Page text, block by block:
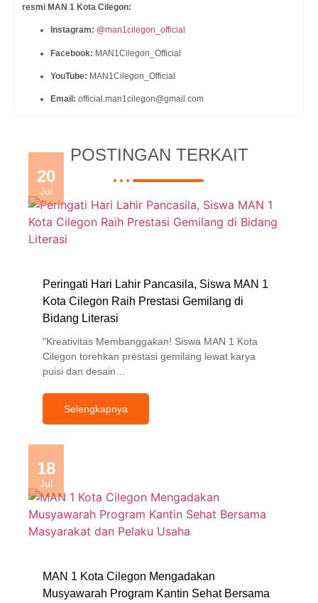
resmi MAN 1 Kota Cilegon:
Instagram: @man1cilegon_official
Facebook: MAN1Cilegon_Official
YouTube: MAN1Cilegon_Official
Email: official.man1cilegon@gmail.com
POSTINGAN TERKAIT
20
Jul
Peringati Hari Lahir Pancasila, Siswa MAN 1
Kota Cilegon Raih Prestasi Gemilang di
Bidang Literasi
"Kreativitas Membanggakan! Siswa MAN 1 Kota
Cilegon torehkan prestasi gemilang lewat karya
puisi dan desain…
Selengkapnya
18
Jul
MAN 1 Kota Cilegon Mengadakan
Musyawarah Program Kantin Sehat Bersama